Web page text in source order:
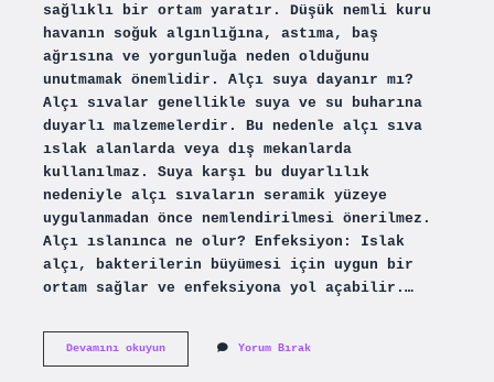
sağlıklı bir ortam yaratır. Düşük nemli kuru
havanın soğuk algınlığına, astıma, baş
ağrısına ve yorgunluğa neden olduğunu
unutmamak önemlidir. Alçı suya dayanır mı?
Alçı sıvalar genellikle suya ve su buharına
duyarlı malzemelerdir. Bu nedenle alçı sıva
ıslak alanlarda veya dış mekanlarda
kullanılmaz. Suya karşı bu duyarlılık
nedeniyle alçı sıvaların seramik yüzeye
uygulanmadan önce nemlendirilmesi önerilmez.
Alçı ıslanınca ne olur? Enfeksiyon: Islak
alçı, bakterilerin büyümesi için uygun bir
ortam sağlar ve enfeksiyona yol açabilir.…
Devamını okuyunAlçı
Yorum Bırak